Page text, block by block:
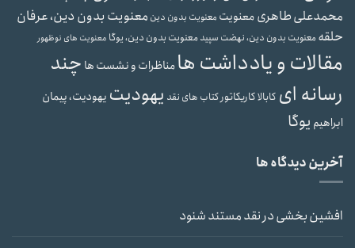
محمدعلی طاهریمعنویت معنویت بدون دین معنویت بدون دین، عرفان
حلقه معنویت بدون دین، نهضت سپیدمعنویت بدون دین، یوگا معنویت های نوظهور
مقالات و یادداشت هامناظرات و نشست ها چند
رسانه ای کابالاکاریکاتور کتاب های نقد یهودیت یهودیت، پیمان
ابراهیم یوگا
آخرین دیدگاه ها
افشین بخشیدرنقد مستند شنود